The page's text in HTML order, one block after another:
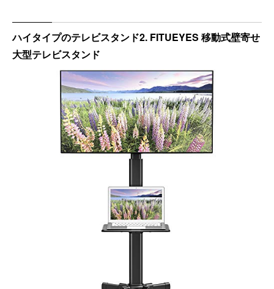
ハイタイプのテレビスタンド2. FITUEYES 移動式壁寄せ
大型テレビスタンド